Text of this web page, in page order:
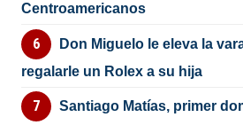
Centroamericanos
Don Miguelo le eleva la
regalarle un Rolex a su hija
Santiago Matías, primer